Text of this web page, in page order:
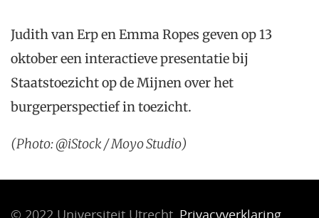
Judith van Erp en Emma Ropes geven op 13
oktober een interactieve presentatie bij
Staatstoezicht op de Mijnen over het
burgerperspectief in toezicht.
(Photo: @iStock / Moyo Studio)
© 2022 Universiteit Utrecht, Privacyverklaring